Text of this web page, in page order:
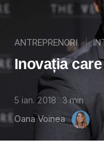
ANTREPRENORI
Inovația
5 ian. 2018 3 min
Oana Voinea